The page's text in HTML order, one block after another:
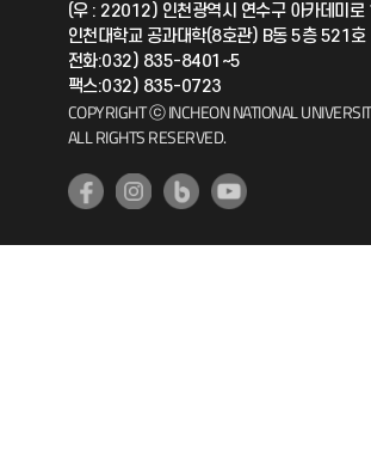
공자아카데미
기초교육원
(우 : 22012) 인천광역시 연수구 아카데미
인천대학교 공과대학(8호관) B동 5층 521호
전화:032) 835-8401~5
팩스:032) 835-0723
COPYRIGHT ⓒ INCHEON NATIONAL
ALL RIGHTS RESERVED.